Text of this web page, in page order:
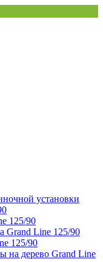
установки
125/90
Grand Line 125/90
125/90
на дерево Grand Line